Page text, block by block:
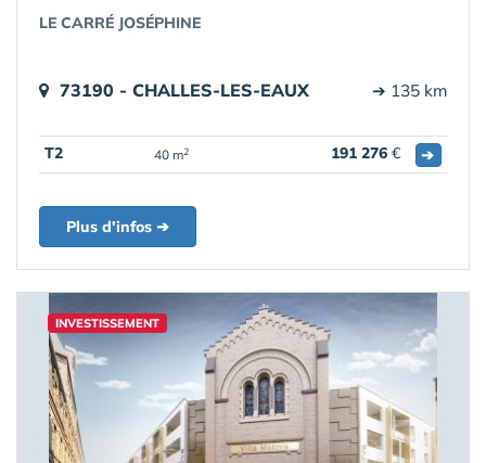
LE CARRÉ JOSÉPHINE
73190 - CHALLES-LES-EAUX ➔ 135 km
T2 40 m2 191 276 € ➔
Plus d'infos ➔
INVESTISSEMENT